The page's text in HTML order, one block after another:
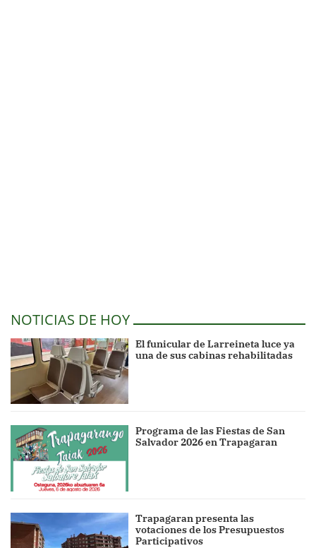
NOTICIAS DE HOY
El funicular de Larreineta luce ya
una de sus cabinas rehabilitadas
Programa de las Fiestas de San
Salvador 2026 en Trapagaran
Trapagaran presenta las
votaciones de los Presupuestos
Participativos